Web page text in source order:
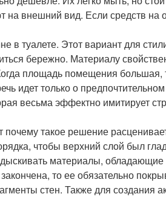
внешний вид. Если средств на
туалете. Этот вариант для
бережно. Материалу
площадь помещения большая,
идет только о
весьма эффектно имитирует
такое решение
чтобы верхний слой был
материалы, обладающие
то ее обязательно
стен. Также для создания